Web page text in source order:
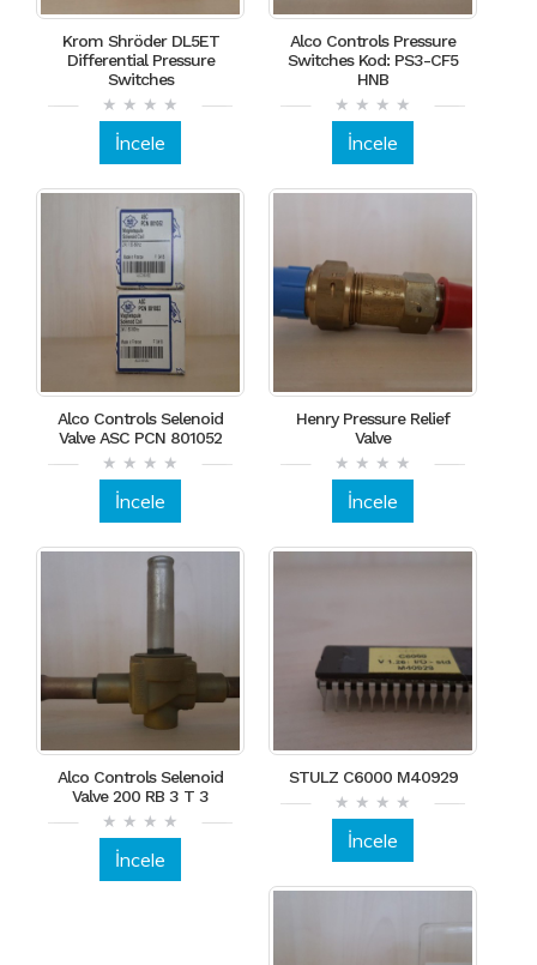
Krom Shröder DL5ET
Differential Pressure
Switches
İncele
Alco Controls Pressure
Switches Kod: PS3-CF5
HNB
İncele
Alco Controls Selenoid
Valve ASC PCN 801052
İncele
Henry Pressure Relief
Valve
İncele
Alco Controls Selenoid
Valve 200 RB 3 T 3
İncele
STULZ C6000 M40929
İncele